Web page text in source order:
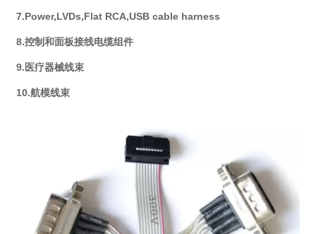
7.Power,LVDs,Flat RCA,USB cable harness
8.控制和面板接线电缆组件
9.医疗器械线束
10.航模线束